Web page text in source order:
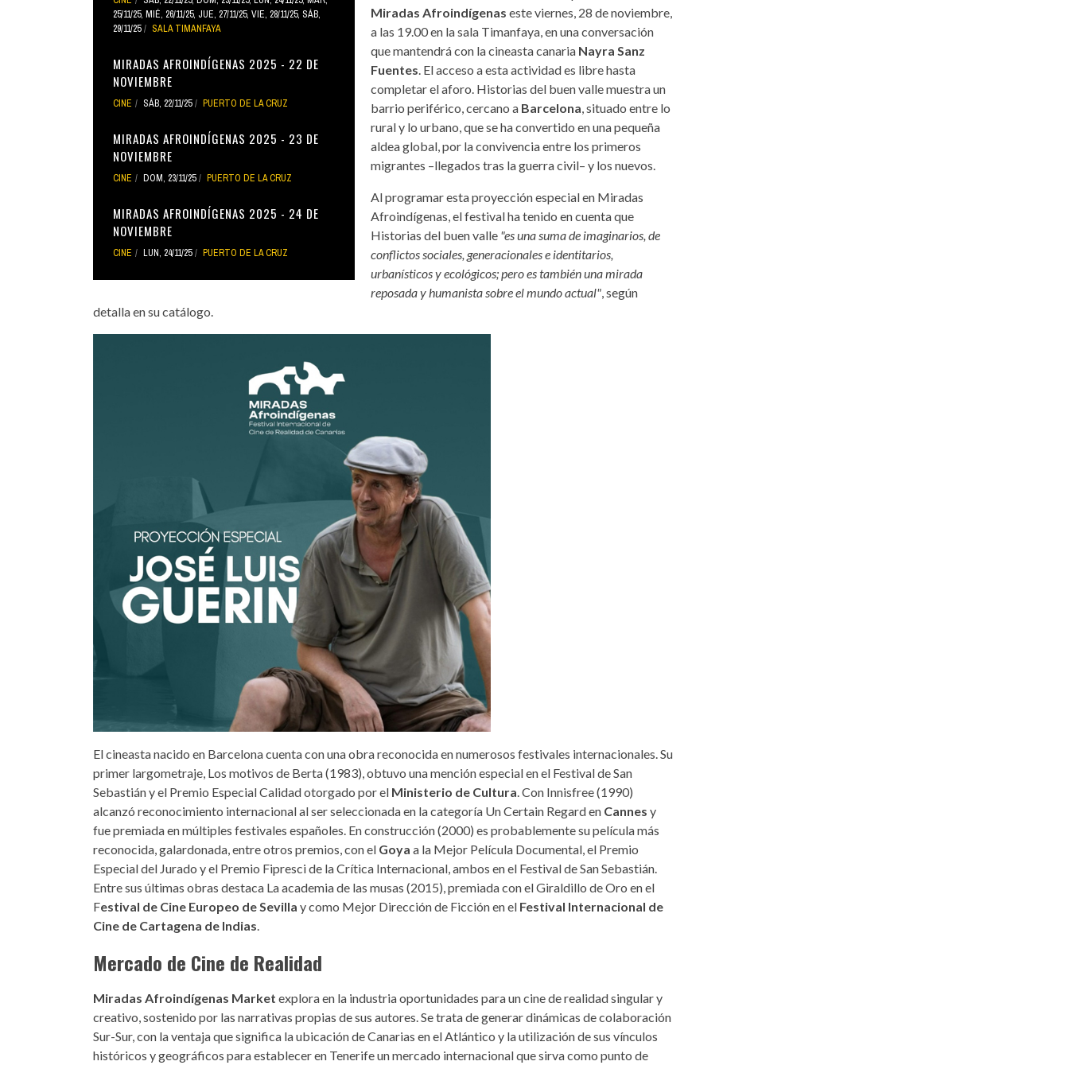
25/11/25, MIÉ, 26/11/25, JUE, 27/11/25, VIE, 28/11/25, SÁB,
29/11/25
SALA TIMANFAYA
MIRADAS AFROINDÍGENAS 2025 - 22 DE
NOVIEMBRE
CINE SÁB, 22/11/25 PUERTO DE LA CRUZ
MIRADAS AFROINDÍGENAS 2025 - 23 DE
NOVIEMBRE
CINE DOM, 23/11/25 PUERTO DE LA CRUZ
MIRADAS AFROINDÍGENAS 2025 - 24 DE
NOVIEMBRE
CINE LUN, 24/11/25 PUERTO DE LA CRUZ
Miradas Afroindígenas este viernes, 28 de noviembre,
a las 19.00 en la sala Timanfaya, en una conversación
que mantendrá con la cineasta canaria Nayra Sanz
Fuentes . El acceso a esta actividad es libre hasta
completar el aforo. Historias del buen valle muestra un
barrio periférico, cercano a Barcelona , situado entre lo
rural y lo urbano, que se ha convertido en una pequeña
aldea global, por la convivencia entre los primeros
migrantes –llegados tras la guerra civil– y los nuevos.
Al programar esta proyección especial en Miradas
Afroindígenas, el festival ha tenido en cuenta que
Historias del buen valle"es una suma de imaginarios, de
conflictos sociales, generacionales e identitarios,
urbanísticos y ecológicos; pero es también una mirada
reposada y humanista sobre el mundo actual", según
detalla en su catálogo.
jose-luis-guerin.jpg
El cineasta nacido en Barcelona cuenta con una obra reconocida en numerosos festivales internacionales. Su
primer largometraje, Los motivos de Berta (1983), obtuvo una mención especial en el Festival de San
Sebastián y el Premio Especial Calidad otorgado por el Ministerio de Cultura . Con Innisfree (1990)
alcanzó reconocimiento internacional al ser seleccionada en la categoría Un Certain Regard en Cannes y
fue premiada en múltiples festivales españoles. En construcción (2000) es probablemente su película más
reconocida, galardonada, entre otros premios, con el Goya a la Mejor Película Documental, el Premio
Especial del Jurado y el Premio Fipresci de la Crítica Internacional, ambos en el Festival de San Sebastián.
Entre sus últimas obras destaca La academia de las musas (2015), premiada con el Giraldillo de Oro en el
Festival de Cine Europeo de Sevilla y como Mejor Dirección de Ficción en el Festival Internacional de
Cine de Cartagena de Indias
Mercado de Cine de Realidad
Miradas Afroindígenas Market explora en la industria oportunidades para un cine de realidad singular y
creativo, sostenido por las narrativas propias de sus autores. Se trata de generar dinámicas de colaboración
Sur-Sur, con la ventaja que significa la ubicación de Canarias en el Atlántico y la utilización de sus vínculos
históricos y geográficos para establecer en Tenerife un mercado internacional que sirva como punto de